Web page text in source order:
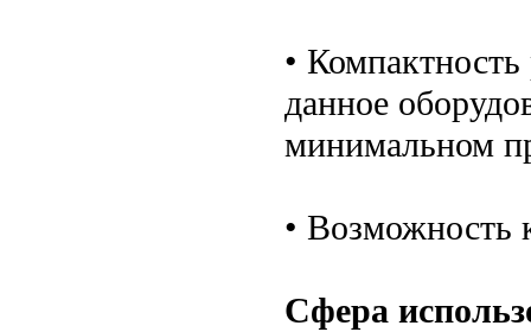
• Компактность
данное
минимальном
• Возможность
Сфера